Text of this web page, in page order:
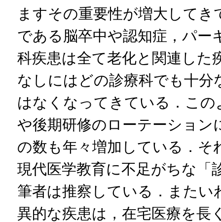
ますその重要性が増大して
である脳卒中や認知症，パー
科疾患は全て老化と関連した
なしにはどの診療科でも十
はなくなってきている．こ
や後期研修のローテーション
の数も年々増加している．そ
現代医学教育に不足がちな「
筆者は推察している．またい
異的な疾患は，在宅医療を長